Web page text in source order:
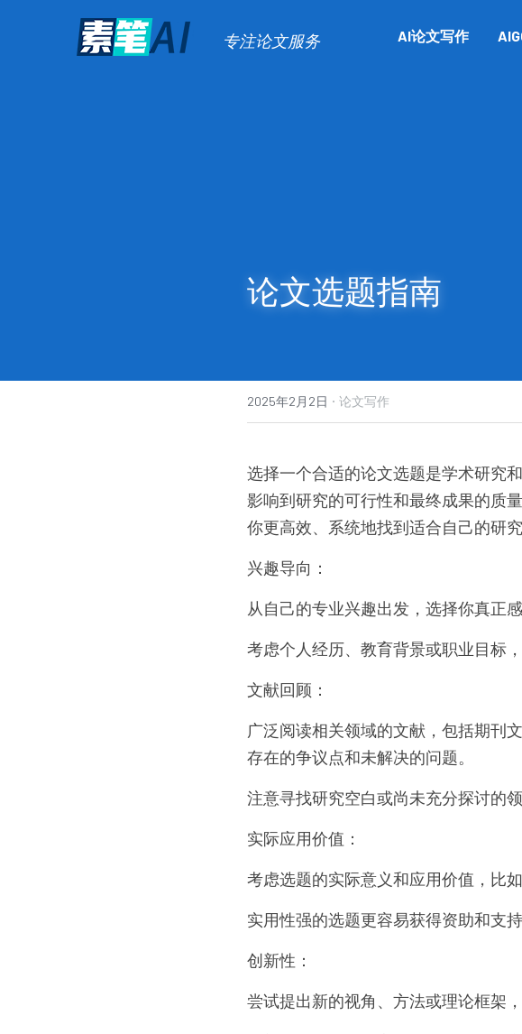
专注论文服务 AI论文写作
论文选题指南
2025年2月2日 · 论文写作
选择一个合适的论文选题是学术研究
影响到研究的可行性和最终成果的质
你更高效、系统地找到适合自己的研究
兴趣导向：
从自己的专业兴趣出发，选择你真正
考虑个人经历、教育背景或职业目标
文献回顾：
广泛阅读相关领域的文献，包括期刊
存在的争议点和未解决的问题。
注意寻找研究空白或尚未充分探讨的
实际应用价值：
考虑选题的实际意义和应用价值，比
实用性强的选题更容易获得资助和支
创新性：
尝试提出新的视角、方法或理论框架